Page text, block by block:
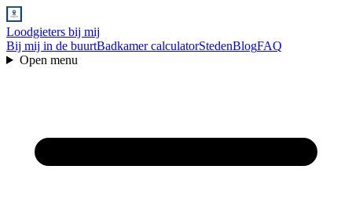
Loodgieters bij mij
Bij mij in de buurtBadkamer calculatorStedenBlogFAQ
Open menu